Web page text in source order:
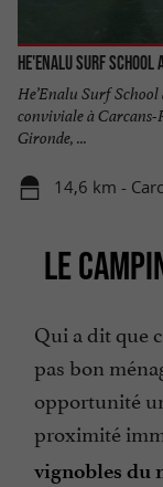
He'enalu Surf School
He’Enalu Surf
conviviale à
Gironde, ...
14,6 km -
LE
Qui a dit que
pas bon
opportunité
proximité
vignobles du